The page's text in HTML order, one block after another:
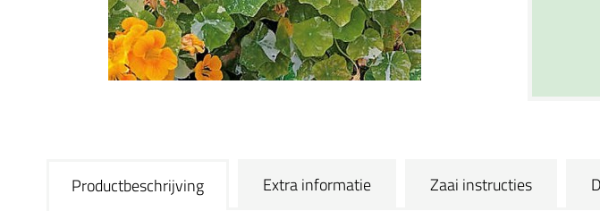
Productbeschrijving Extra informatie Zaai instructies